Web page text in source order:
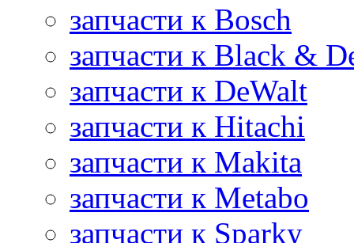
запчасти к Bosch
запчасти к Black &
запчасти к DeWalt
запчасти к Hitachi
запчасти к Makita
запчасти к Metabo
запчасти к Sparky